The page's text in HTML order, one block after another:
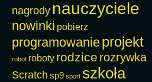
nagrody nauczyciele
nowinki pobierz
programowanieprojekt
robot roboty rodzice rozrywka
Scratch sp9 sport szkoła